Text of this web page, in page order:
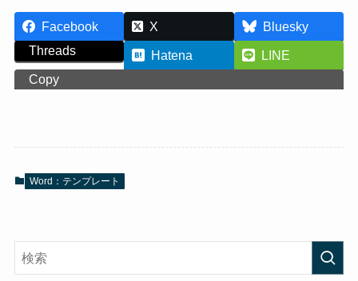
Facebook X
Bluesky
Threads
Hatena
LINE
Copy
Word：テンプレート